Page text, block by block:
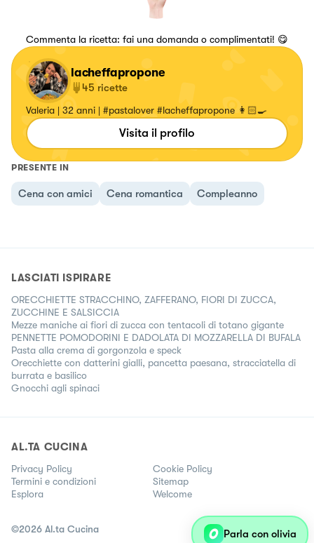
Commenta la ricetta: fai una domanda o complimentati! 😋
lacheffapropone
45 ricette
Valeria | 32 anni | #pastalover #lacheffapropone 👩🏻‍🍳
Visita il profilo
PRESENTE IN
Cena con amici Cena romantica Compleanno
LASCIATI ISPIRARE
ORECCHIETTE STRACCHINO, ZAFFERANO, FIORI DI ZUCCA,
ZUCCHINE E SALSICCIA
Mezze maniche ai fiori di zucca con tentacoli di totano gigante
PENNETTE POMODORINI E DADOLATA DI MOZZARELLA DI BUFALA
Pasta alla crema di gorgonzola e speck
Orecchiette con datterini gialli, pancetta paesana, stracciatella di
burrata e basilico
Gnocchi agli spinaci
AL.TA CUCINA
Privacy Policy
Cookie Policy
Termini e condizioni
Sitemap
Esplora
Welcome
©2026 Al.ta Cucina Parla con olivia